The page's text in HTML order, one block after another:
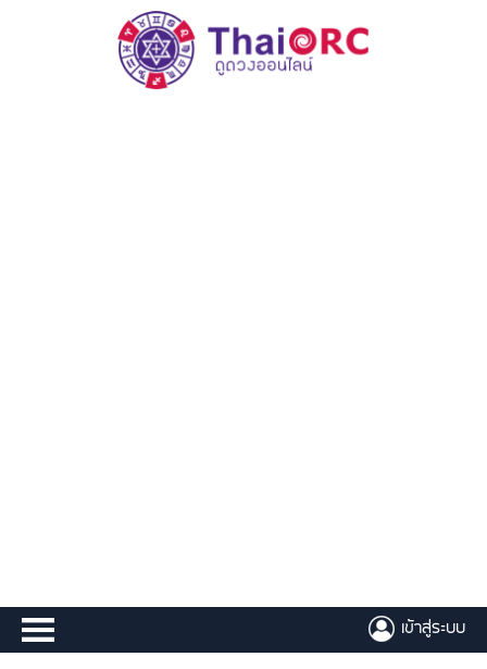
เข้าสู่ระบบ